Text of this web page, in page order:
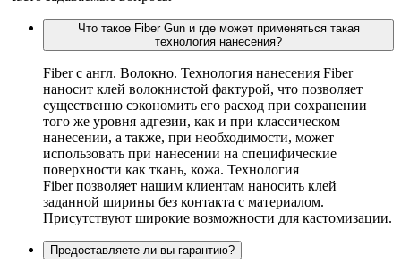
Что такое Fiber Gun и где может применяться такая
технология нанесения?
Fiber c англ. Волокно. Технология нанесения Fiber
наносит клей волокнистой фактурой, что позволяет
существенно сэкономить его расход при сохранении
того же уровня адгезии, как и при классическом
нанесении, а также, при необходимости, может
использовать при нанесении на специфические
поверхности как ткань, кожа. Технология
Fiber позволяет нашим клиентам наносить клей
заданной ширины без контакта с материалом.
Присутствуют широкие возможности для кастомизации.
Предоставляете ли вы гарантию?